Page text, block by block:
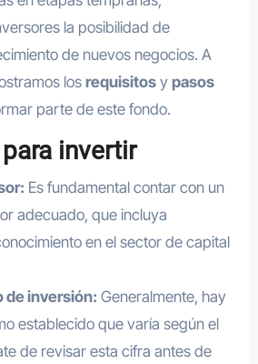
la posibilidad de
de nuevos negocios. A
los requisitosy pasos
parte de este fondo.
invertir
Es fundamental contar con un
adecuado, que incluya
en el sector de capital
de inversión: Generalmente, hay
establecido que varía según el
de revisar esta cifra antes de